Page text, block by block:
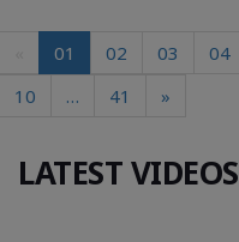
01 02 03 04
10
… 41 »
LATEST VIDEOS